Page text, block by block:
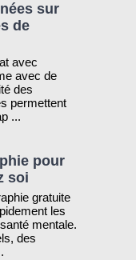
sur
de
avec
avec de
des
permettent
...
pour
soi
gratuite
les
mentale.
des